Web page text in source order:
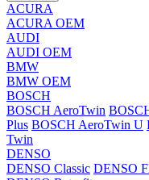
ACURA
ACURA OEM
AUDI
AUDI OEM
BMW
BMW OEM
BOSCH
BOSCH AeroTwin
Plus BOSCH AeroTwin U
Twin
DENSO
DENSO Classic DENSO